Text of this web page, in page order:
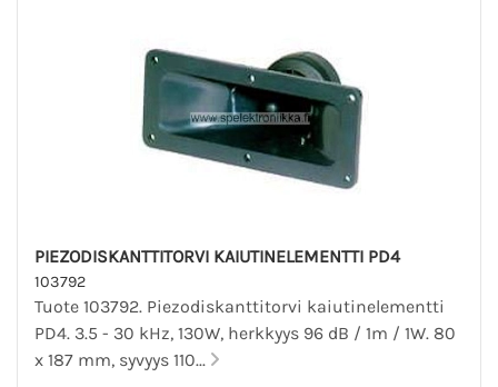
PIEZODISKANTTITORVI KAIUTINELEMENTTI PD4
103792
Tuote 103792. Piezodiskanttitorvi kaiutinelementti
PD4. 3.5 - 30 kHz, 130W, herkkyys 96 dB / 1m / 1W. 80
x 187 mm, syvyys 110...